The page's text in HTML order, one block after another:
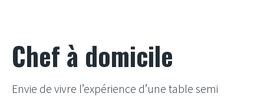
Chef à domicile
Envie de vivre l’expérience d’une table semi